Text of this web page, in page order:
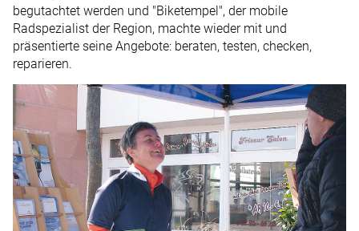
begutachtet werden und "Biketempel", der mobile
Radspezialist der Region, machte wieder mit und
präsentierte seine Angebote: beraten, testen, checken,
reparieren.